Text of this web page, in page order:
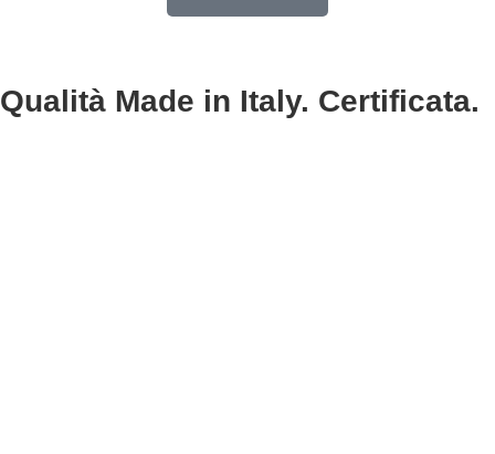
Qualità Made in Italy. Certificata.